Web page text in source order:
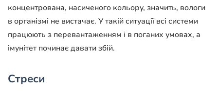
концентрована, насиченого кольору, значить, вологи
в організмі не вистачає. У такій ситуації всі системи
працюють з перевантаженням і в поганих умовах, а
імунітет починає давати збій.
Стреси